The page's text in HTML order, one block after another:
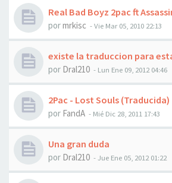
Real Bad Boyz 2pac ft
pormrkisc -Vie Mar 05, 2010 22:13
existe la traduccion para
por Dral210 - Lun Ene 09, 2012 04:46
2Pac - Lost Souls (Traducida)
por FandA - Mié Dic 28, 2011 17:43
Una gran duda
por Dral210 -Jue Ene 05, 2012 01:22